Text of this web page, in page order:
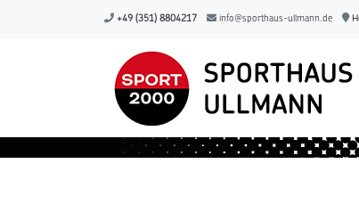
+49 (351) 8804217 info@sporthaus-ullmann.de